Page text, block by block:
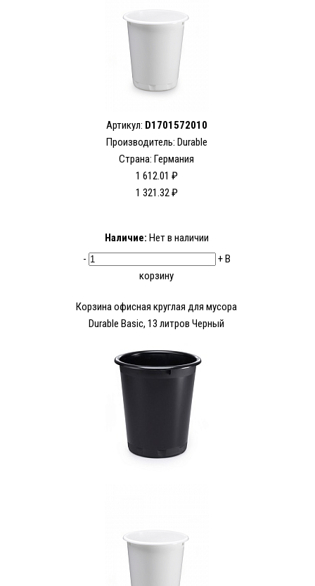
Артикул: D1701572010
Производитель: Durable
Страна: Германия
1 612.01 ₽
1 321.32 ₽
Наличие: Нет в наличии
-
+В
корзину
Корзина офисная круглая для мусора
Durable Basic, 13 литров Черный